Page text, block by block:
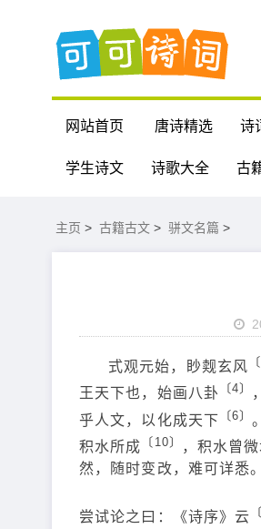
网站首页 唐诗精选 诗
学生诗文 诗歌大全 古
主页 > 古籍古文 > 骈文名篇 >
式观元始，眇觌玄风
王天下也，始画八卦
〔4〕
乎人文，以化成天下 〔6〕
积水所成 〔10〕 ，积水曾
然，随时变改，难可详悉。
尝试论之曰：《诗序》云